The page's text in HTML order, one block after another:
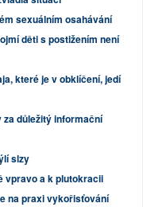
sexuálním osahávání
děti s postižením není
které je v obklíčení, jedí
důležitý informační
slzy
vpravo a k plutokracii
na praxi vykořisťování